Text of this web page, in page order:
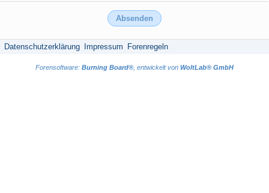
Datenschutzerklärung Impressum Forenregeln
Forensoftware: Burning Board® , entwickelt von WoltLab® GmbH